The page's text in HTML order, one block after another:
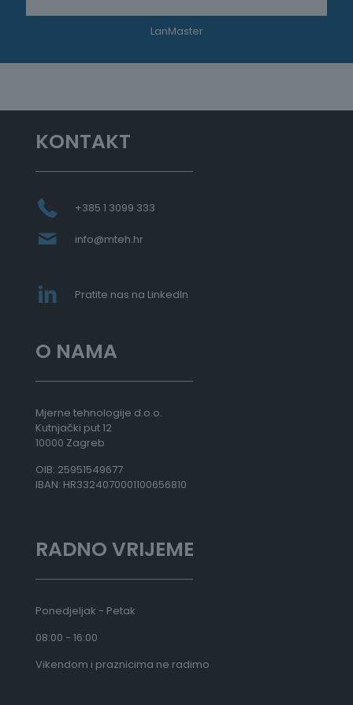
LanMaster
KONTAKT
+385 1 3099 333
info@mteh.hr
Pratite nas na LinkedIn
O NAMA
Mjerne tehnologije d.o.o.
Kutnjački put 12
10000 Zagreb
OIB: 25951549677
IBAN: HR3324070001100656810
RADNO VRIJEME
Ponedjeljak - Petak
08:00 - 16:00
Vikendom i praznicima ne radimo